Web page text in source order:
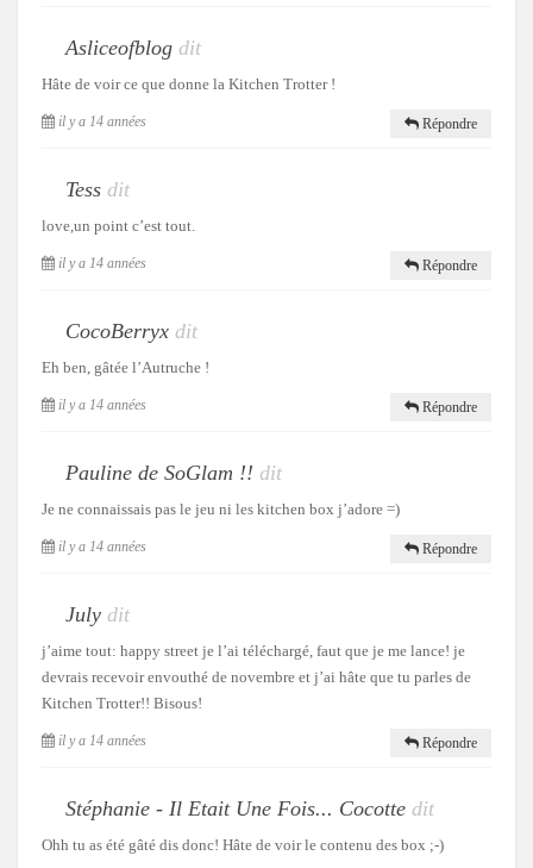
Asliceofblog dit
Hâte de voir ce que donne la Kitchen Trotter !
il y a 14 années Répondre
Tess dit
love,un point c’est tout.
il y a 14 années Répondre
CocoBerryx dit
Eh ben, gâtée l’Autruche !
il y a 14 années Répondre
Pauline de SoGlam !! dit
Je ne connaissais pas le jeu ni les kitchen box j’adore =)
il y a 14 années Répondre
July dit
j’aime tout: happy street je l’ai téléchargé, faut que je me lance! je
devrais recevoir envouthé de novembre et j’ai hâte que tu parles de
Kitchen Trotter!! Bisous!
il y a 14 années Répondre
Stéphanie - Il Etait Une Fois... Cocotte dit
Ohh tu as été gâté dis donc! Hâte de voir le contenu des box ;-)